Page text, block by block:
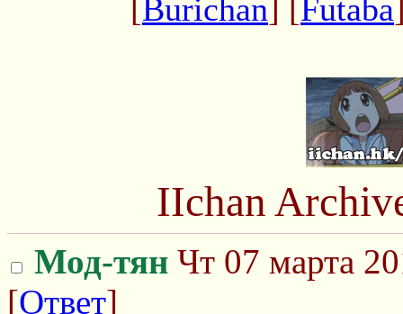
[Burichan] [Futaba
IIchan
Мод-тян Чт 07 марта
[Ответ]